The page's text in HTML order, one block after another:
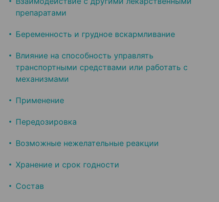
препаратами
Беременность и грудное вскармливание
Влияние на способность управлять
транспортными средствами или работать с
механизмами
Применение
Передозировка
Возможные нежелательные реакции
Хранение и срок годности
Состав